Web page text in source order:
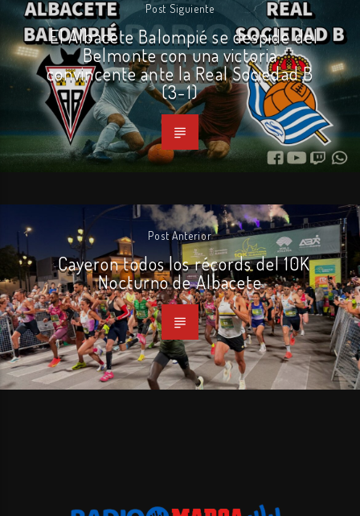
Post Siguiente
El Albacete Balompié se despide del
Belmonte con una victoria
convincente ante la Real Sociedad B
(3-1)
Post Anterior
Cayeron todos los récords del 10K
Nocturno de Albacete